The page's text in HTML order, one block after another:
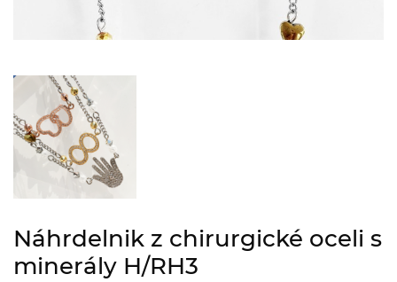
Náhrdelnik z chirurgické oceli s
minerály H/RH3